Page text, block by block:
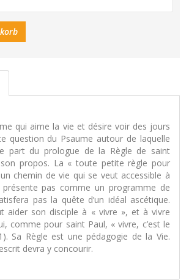
qui aime la vie et désire voir des jours
question du Psaume autour de laquelle
part du prologue de la Règle de saint
propos. La « toute petite règle pour
chemin de vie qui se veut accessible à
pas comme un programme de
pas la quête d’un idéal ascétique.
aider son disciple à « vivre », et à vivre
comme pour saint Paul, « vivre, c’est le
Sa Règle est une pédagogie de la Vie.
devra y concourir.